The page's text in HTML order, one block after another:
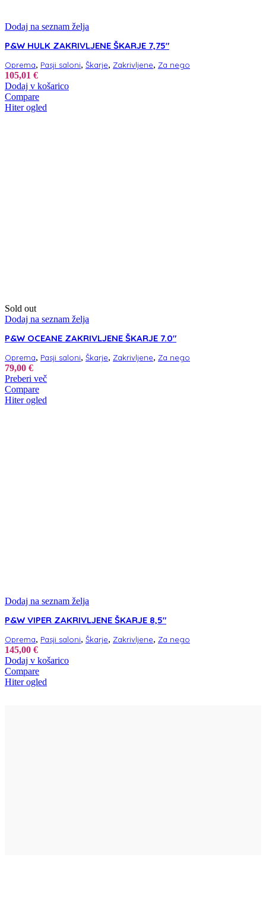
Dodaj na seznam želja
P&W HULK ZAKRIVLJENE ŠKARJE 7,75″
Oprema, Pasji saloni, Škarje, Zakrivljene, Za nego
105,01 €
Dodaj v košarico
Compare
Hiter ogled
Sold out
Dodaj na seznam želja
P&W OCEANE ZAKRIVLJENE ŠKARJE 7.0″
Oprema, Pasji saloni, Škarje, Zakrivljene, Za nego
79,00 €
Preberi več
Compare
Hiter ogled
Dodaj na seznam želja
P&W VIPER ZAKRIVLJENE ŠKARJE 8,5″
Oprema, Pasji saloni, Škarje, Zakrivljene, Za nego
145,00 €
Dodaj v košarico
Compare
Hiter ogled